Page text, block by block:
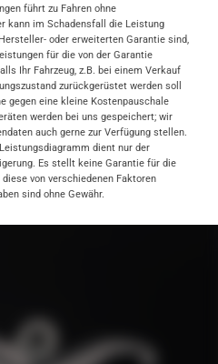
führt zu Fahren ohne
kann im Schadensfall die Leistung
oder erweiterten Garantie sind,
für die von der Garantie
Ihr Fahrzeug, z.B. bei einem Verkauf
zurückgerüstet werden soll
gegen eine kleine Kostenpauschale
werden bei uns gespeichert; wir
auch gerne zur Verfügung stellen.
dient nur der
Es stellt keine Garantie für die
von verschiedenen Faktoren
sind ohne Gewähr.